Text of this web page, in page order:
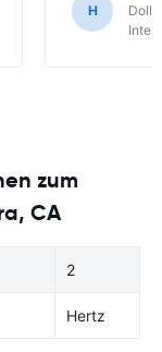
H
zum
CA
2
Hertz